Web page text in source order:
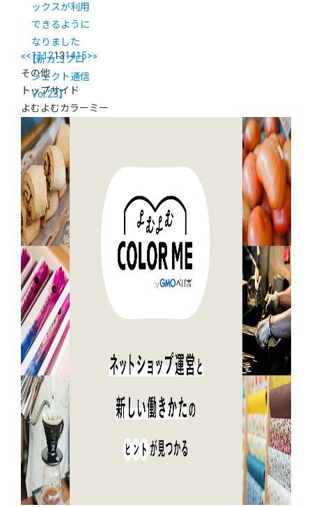
ックスが利用
できるように
なりました
【新カゴプロ
ジェクト通信
Vol.23】
«<1112131415>»
その他
トップサイド
よむよむカラーミー